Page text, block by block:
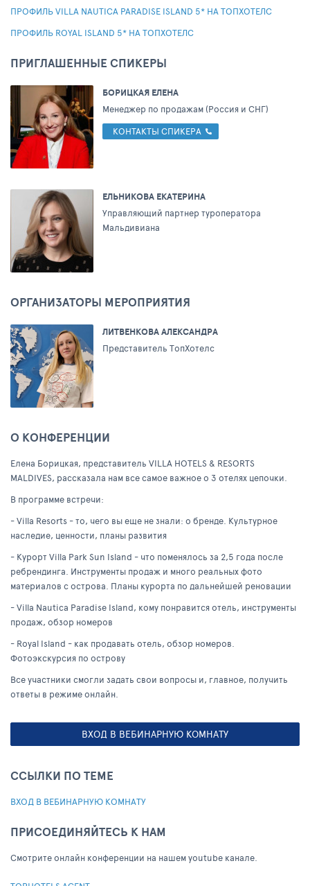
ПРОФИЛЬ VILLA NAUTICA PARADISE ISLAND 5* НА ТОПХОТЕЛС
ПРОФИЛЬ ROYAL ISLAND 5* НА ТОПХОТЕЛС
ПРИГЛАШЕННЫЕ СПИКЕРЫ
БОРИЦКАЯ ЕЛЕНА
Менеджер по продажам (Россия и СНГ)
КОНТАКТЫ СПИКЕРА
ЕЛЬНИКОВА ЕКАТЕРИНА
Управляющий партнер туроператора
Мальдивиана
ОРГАНИЗАТОРЫ МЕРОПРИЯТИЯ
ЛИТВЕНКОВА АЛЕКСАНДРА
Представитель ТопХотелс
О КОНФЕРЕНЦИИ
Елена Борицкая, представитель VILLA HOTELS & RESORTS
MALDIVES, рассказала нам все самое важное о 3 отелях цепочки.
В программе встречи:
- Villa Resorts - то, чего вы еще не знали: о бренде. Культурное
наследие, ценности, планы развития
- Курорт Villa Park Sun Island - что поменялось за 2,5 года после
ребрендинга. Инструменты продаж и много реальных фото
материалов с острова. Планы курорта по дальнейшей реновации
- Villa Nautica Paradise Island, кому понравится отель, инструменты
продаж, обзор номеров
- Royal Island - как продавать отель, обзор номеров.
Фотоэкскурсия по острову
Все участники смогли задать свои вопросы и, главное, получить
ответы в режиме онлайн.
ВХОД В ВЕБИНАРНУЮ КОМНАТУ
ССЫЛКИ ПО ТЕМЕ
ВХОД В ВЕБИНАРНУЮ КОМНАТУ
ПРИСОЕДИНЯЙТЕСЬ К НАМ
Cмотрите онлайн конференции на нашем youtube канале.